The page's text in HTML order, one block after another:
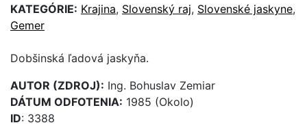
KATEGÓRIE: Krajina, Slovenský raj, Slovenské jaskyne,
Gemer
Dobšinská ľadová jaskyňa.
AUTOR (ZDROJ): Ing. Bohuslav Zemiar
DÁTUM ODFOTENIA: 1985 (Okolo)
ID: 3388